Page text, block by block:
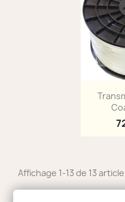

Affichage 1-13 de 13